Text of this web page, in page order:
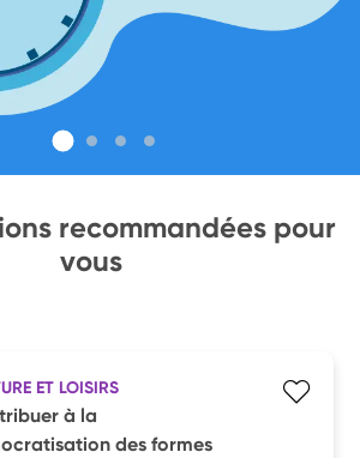
recommandées pour
vous
ET LOISIRS
à la
des formes